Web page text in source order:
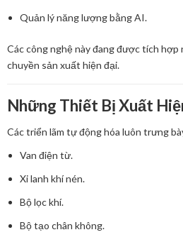
Quản lý năng lượng bằng AI.
Các công nghệ này đang được tích hợp
chuyền sản xuất hiện đại.
Những Thiết Bị Xuất
Các triển lãm tự động hóa luôn trưng
Van điện từ.
Xi lanh khí nén.
Bộ lọc khí.
Bộ tạo chân không.